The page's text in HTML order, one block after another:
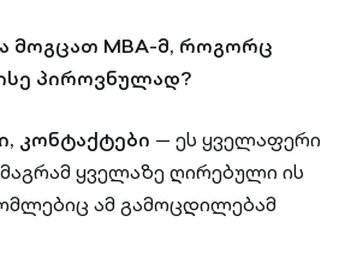
მოგცათ MBA-მ, როგორც
პიროვნულად?
კონტაქტები — ეს ყველაფერი
ყველაზე ღირებული ის
ამ გამოცდილებამ